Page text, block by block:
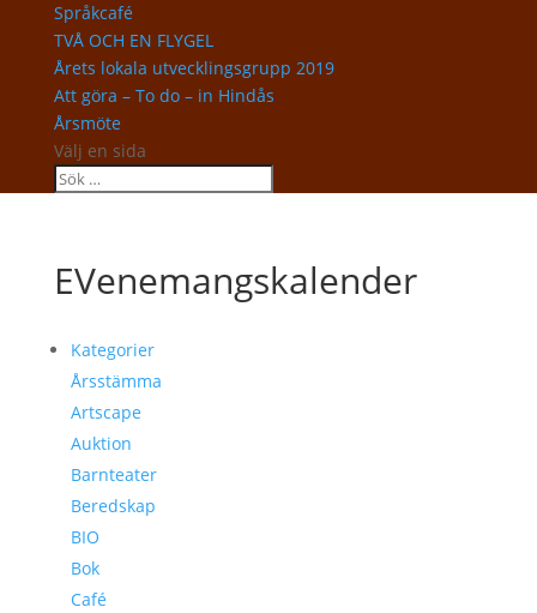
Språkcafé
TVÅ OCH EN FLYGEL
Årets lokala utvecklingsgrupp 2019
Att göra – To do – in Hindås
Årsmöte
Välj en sida
EVenemangskalender
Kategorier
Årsstämma
Artscape
Auktion
Barnteater
Beredskap
BIO
Bok
Café